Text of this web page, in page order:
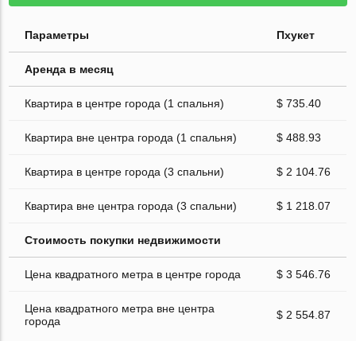
Параметры Пхукет
Аренда в месяц
Квартира в центре города (1 спальня) $ 735.40
Квартира вне центра города (1 спальня) $ 488.93
Квартира в центре города (3 спальни) $ 2 104.76
Квартира вне центра города (3 спальни) $ 1 218.07
Стоимость покупки недвижимости
Цена квадратного метра в центре города $ 3 546.76
Цена квадратного метра вне центра
города
$ 2 554.87